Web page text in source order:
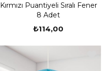
Kırmızı Puantiyeli Sıralı Fener
8 Adet
₺114,00